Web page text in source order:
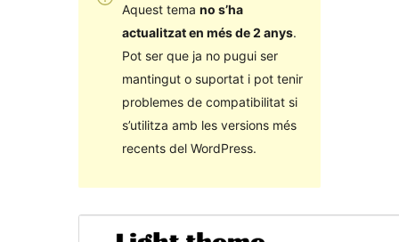
Aquest tema no s’ha
actualitzat en més de 2 anys.
Pot ser que ja no pugui ser
mantingut o suportat i pot tenir
problemes de compatibilitat si
s’utilitza amb les versions més
recents del WordPress.